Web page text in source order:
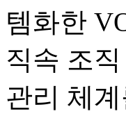
템화한
직속 조
관리 체